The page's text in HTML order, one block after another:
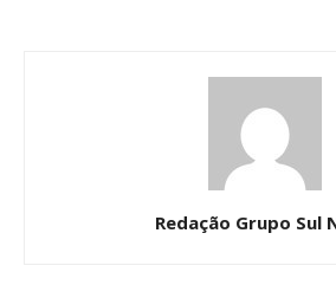
Redação Grupo Sul